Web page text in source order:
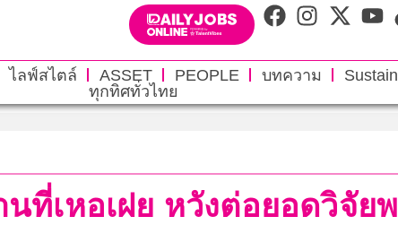
ไลฟ์สไตล์ ASSET PEOPLE บทความ
ทุกทิศทั่วไทย
ที่เหอเฝย หวังต่อยอดวิจัย